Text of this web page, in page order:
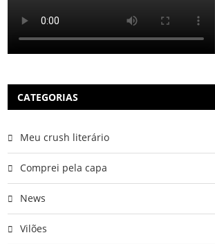
CATEGORIAS
Meu crush literário
Comprei pela capa
News
Vilões